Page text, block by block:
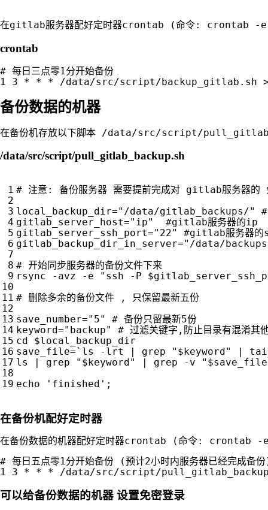
crontab
# 每日三点零1分开始备份
备份数据的机器
/data/src/script/pull_gitlab_backup.sh
# 注意: 备份服务器 需要提前完成对 gitlab服务器的
local_backup_dir="/data/gitlab_backups/"
gitlab_server_host="ip"
#gitlab服务器的ip
gitlab_server_ssh_port="22"
#gitlab服务器的
gitlab_backup_dir_in_server="/data/
# 开始同步服务器的备份文件下来
rsync -avz -e
"ssh -P
# 删除多余的备份文件 , 只保留最新五份
save_number="5"
# 备份只留最新5份
keyword="backup"
# 过滤关键字,防止目录有混淆其
cd
$local_backup_dir
save_file=` ls -lrt | grep " $keyword" |
ls
| grep " $keyword" | grep -v " $save_file
echo
'finished' ;
在备份机配好定时器
# 每日五点零1分开始备份 (预计2小时内服务器已经完成备
可以给备份数据的机器 设置免密登录